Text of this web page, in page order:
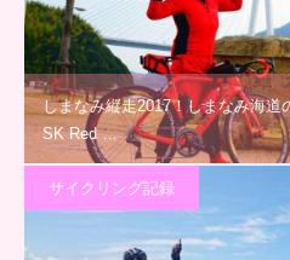
しまなみ縦走2017！しまなみ海道
SK Red …
サイクリング記録